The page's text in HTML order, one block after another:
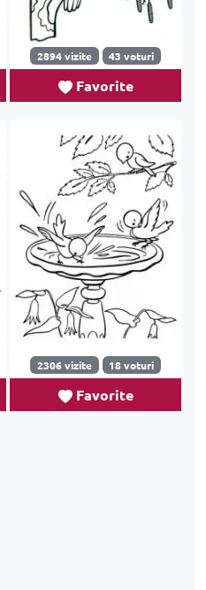
2894 vizite 43 voturi
Favorite
2306 vizite 18 voturi
Favorite